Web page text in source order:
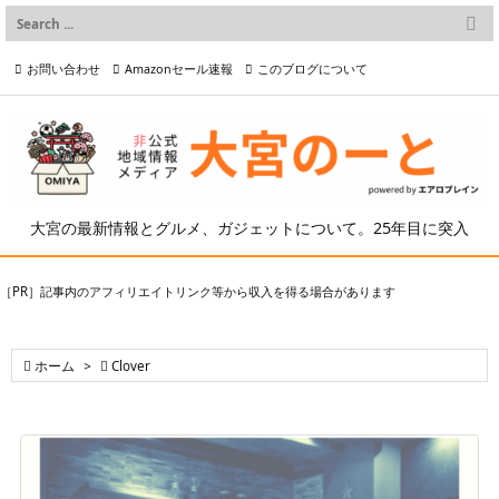
大宮の最新情報とグルメ、ガジェットについて。25年目に突入

メニュー

検索
お問い合わせ Amazonセール速報 このブログについて
プライバシーポリシー等
［PR］記事内のアフィリエイトリンク等から収入を得る場合があります
 ホーム >  Clover